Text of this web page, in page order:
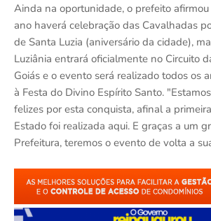
Ainda na oportunidade, o prefeito
ano haverá celebração das Cavalhadas
de Santa Luzia (aniversário da cidade),
Luziânia entrará oficialmente no Circuito
Goiás e o evento será realizado todos os
à Festa do Divino Espírito Santo.
felizes por esta conquista, afinal a
Estado foi realizada aqui. E graças a um
Prefeitura, teremos o evento de volta a